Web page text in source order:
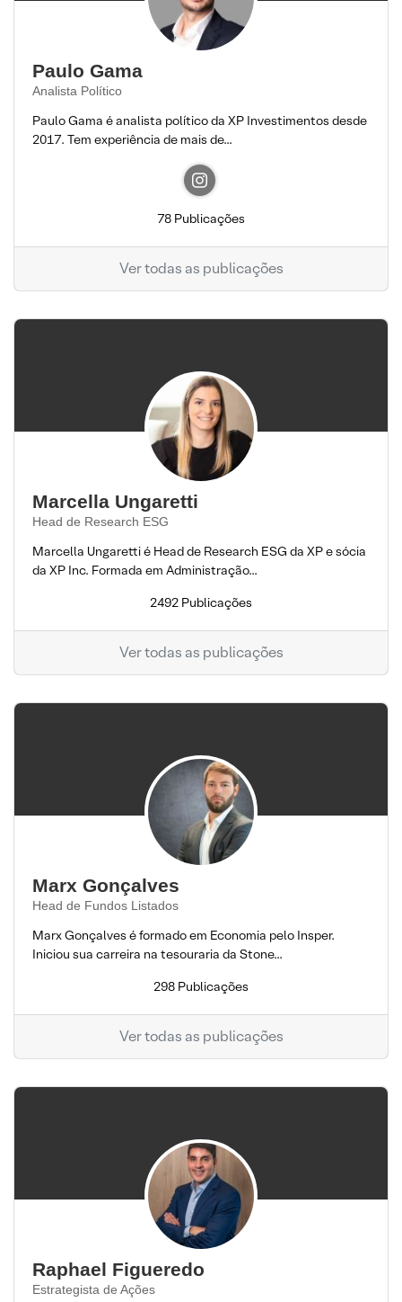
Paulo Gama
Analista Político
Paulo Gama é analista político da XP Investimentos desde
2017. Tem experiência de mais de...
78 Publicações
Ver todas as publicações
Marcella Ungaretti
Head de Research ESG
Marcella Ungaretti é Head de Research ESG da XP e sócia
da XP Inc. Formada em Administração...
2492 Publicações
Ver todas as publicações
Marx Gonçalves
Head de Fundos Listados
Marx Gonçalves é formado em Economia pelo Insper.
Iniciou sua carreira na tesouraria da Stone...
298 Publicações
Ver todas as publicações
Raphael Figueredo
Estrategista de Ações